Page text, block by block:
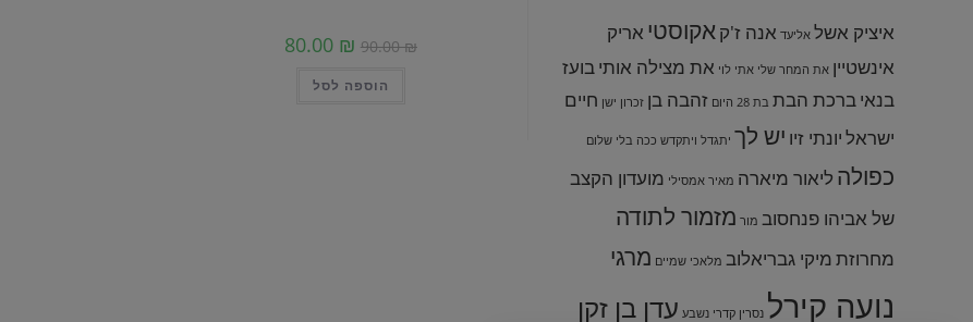
90.00₪
80.00 ₪
הוספה לסל
איציק אשל אליעד אנה ז'קאקוסטי אריק
אינשטיין את המחר שלי אתי לוי את מצילה אותיבועז
בנאיברכת הבת בת 28 היום זהבה בן זכרון ישן חיים
ישראליונתי זיו יש לך יתגדל ויתקדש ככה בלי שלום
כפולה ליאור מיארה מאיר אמסילי מועדון הקצב
של אביהו פנחסוב מור מזמור לתודה
מחרוזתמיקי גבריאלוב מלאכי שמיים מרגי
נועה קירל נסרין קדרי נשבע עדן בן זקן